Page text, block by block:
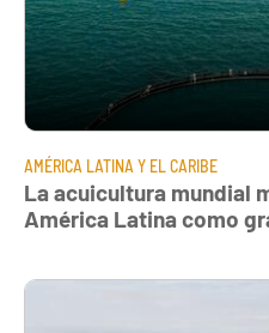
AMÉRICA LATINA Y EL CARIBE
La acuicultura mundial
América Latina como